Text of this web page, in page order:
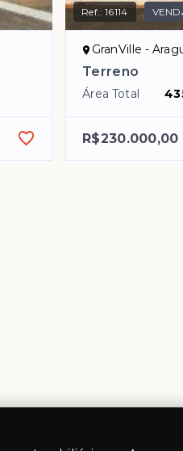
Ref.:16114
GranVille -
Terreno
Área Total
R$230.000,00